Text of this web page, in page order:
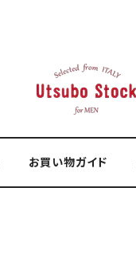
お買い物ガイド